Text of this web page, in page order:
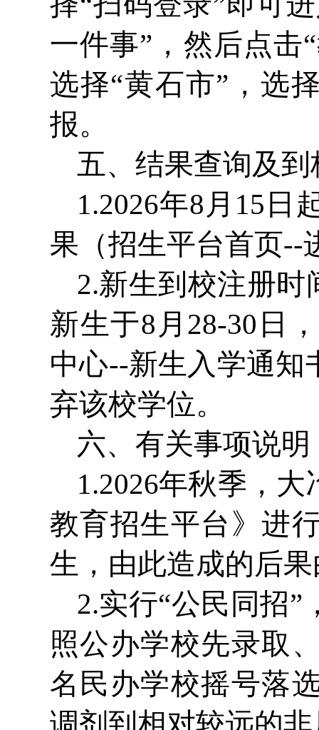
一件事”，然后点击
选择“黄石市”，选
报。
五、结果查询及
1.2026年8月15日
果（招生平台首页--
2.新生到校注册时
新生于8月28-30日
中心--新生入学通知
弃该校学位。
六、有关事项说明
1.2026年秋季，
教育招生平台》进
生，由此造成的后
2.实行“公民同招
照公办学校先录取
名民办学校摇号落